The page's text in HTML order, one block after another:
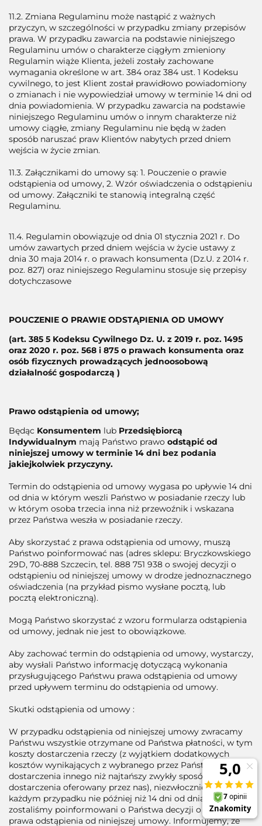
11.2. Zmiana Regulaminu może nastąpić z ważnych
przyczyn, w szczególności w przypadku zmiany przepisów
prawa. W przypadku zawarcia na podstawie niniejszego
Regulaminu umów o charakterze ciągłym zmieniony
Regulamin wiąże Klienta, jeżeli zostały zachowane
wymagania określone w art. 384 oraz 384 ust. 1 Kodeksu
cywilnego, to jest Klient został prawidłowo powiadomiony
o zmianach i nie wypowiedział umowy w terminie 14 dni od
dnia powiadomienia. W przypadku zawarcia na podstawie
niniejszego Regulaminu umów o innym charakterze niż
umowy ciągłe, zmiany Regulaminu nie będą w żaden
sposób naruszać praw Klientów nabytych przed dniem
wejścia w życie zmian.
11.3. Załącznikami do umowy są: 1. Pouczenie o prawie
odstąpienia od umowy, 2. Wzór oświadczenia o odstąpieniu
od umowy. Załączniki te stanowią integralną część
Regulaminu.
11.4. Regulamin obowiązuje od dnia 01 stycznia 2021 r. Do
umów zawartych przed dniem wejścia w życie ustawy z
dnia 30 maja 2014 r. o prawach konsumenta (Dz.U. z 2014 r.
poz. 827) oraz niniejszego Regulaminu stosuje się przepisy
dotychczasowe
POUCZENIE O PRAWIE ODSTĄPIENIA OD UMOWY
(art. 385 5 Kodeksu Cywilnego Dz. U. z 2019 r. poz. 1495
oraz 2020 r. poz. 568 i 875 o prawach konsumenta oraz
osób fizycznych prowadzących jednoosobową
działalność gospodarczą )
Prawo odstąpienia od umowy;
Będąc Konsumentem lub Przedsiębiorcą
Indywidualnym mają Państwo prawo odstąpić od
niniejszej umowy w terminie 14 dni bez podania
jakiejkolwiek przyczyny.
Termin do odstąpienia od umowy wygasa po upływie 14 dni
od dnia w którym weszli Państwo w posiadanie rzeczy lub
w którym osoba trzecia inna niż przewoźnik i wskazana
przez Państwa weszła w posiadanie rzeczy.
Aby skorzystać z prawa odstąpienia od umowy, muszą
Państwo poinformować nas (adres sklepu: Bryczkowskiego
29D, 70-888 Szczecin, tel. 888 751 938 o swojej decyzji o
odstąpieniu od niniejszej umowy w drodze jednoznacznego
oświadczenia (na przykład pismo wysłane pocztą, lub
pocztą elektroniczną).
Mogą Państwo skorzystać z wzoru formularza odstąpienia
od umowy, jednak nie jest to obowiązkowe.
Aby zachować termin do odstąpienia od umowy, wystarczy,
aby wysłali Państwo informację dotyczącą wykonania
przysługującego Państwu prawa odstąpienia od umowy
przed upływem terminu do odstąpienia od umowy.
Skutki odstąpienia od umowy :
W przypadku odstąpienia od niniejszej umowy zwracamy
Państwu wszystkie otrzymane od Państwa płatności, w tym
koszty dostarczenia rzeczy (z wyjątkiem dodatkowych
kosztów wynikających z wybranego przez Państwa sposobu
dostarczenia innego niż najtańszy zwykły sposób
dostarczenia oferowany przez nas), niezwłocznie, a w
każdym przypadku nie później niż 14 dni od dnia, w którym
zostaliśmy poinformowani o Państwa decyzji o wykonaniu
prawa odstąpienia od niniejszej umowy. Informujemy, że